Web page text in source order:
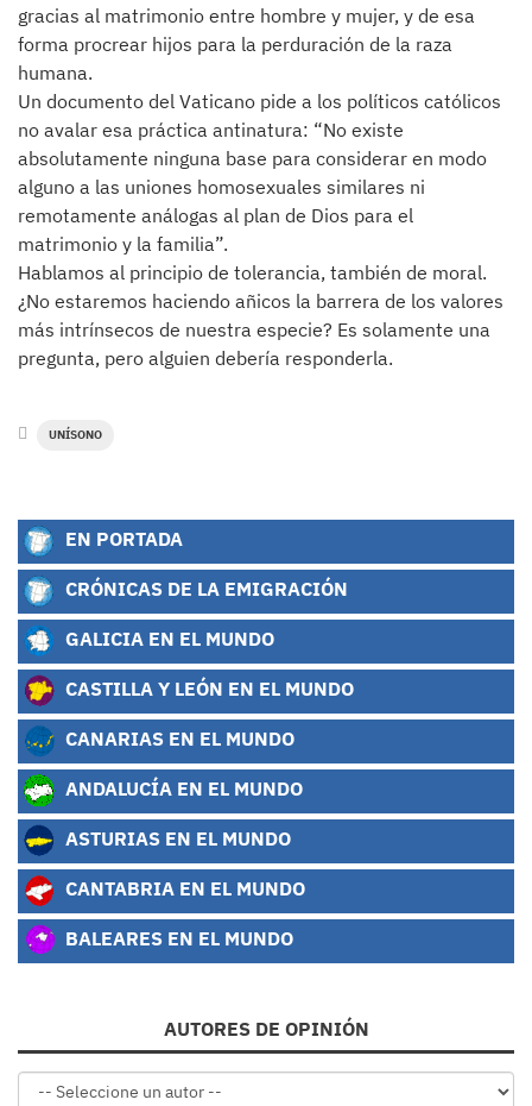
gracias al matrimonio entre hombre y mujer, y de esa
forma procrear hijos para la perduración de la raza
humana.
Un documento del Vaticano pide a los políticos católicos
no avalar esa práctica antinatura: “No existe
absolutamente ninguna base para considerar en modo
alguno a las uniones homosexuales similares ni
remotamente análogas al plan de Dios para el
matrimonio y la familia”.
Hablamos al principio de tolerancia, también de moral.
¿No estaremos haciendo añicos la barrera de los valores
más intrínsecos de nuestra especie? Es solamente una
pregunta, pero alguien debería responderla.
UNÍSONO
EN PORTADA
CRÓNICAS DE LA EMIGRACIÓN
GALICIA EN EL MUNDO
CASTILLA Y LEÓN EN EL MUNDO
CANARIAS EN EL MUNDO
ANDALUCÍA EN EL MUNDO
ASTURIAS EN EL MUNDO
CANTABRIA EN EL MUNDO
BALEARES EN EL MUNDO
AUTORES DE OPINIÓN